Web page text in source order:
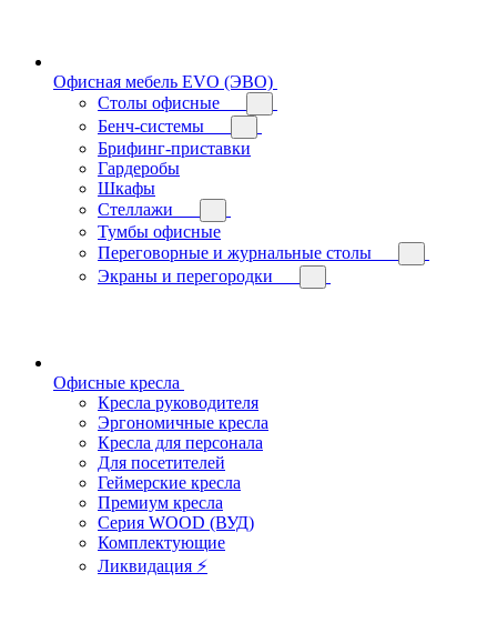
Офисная мебель EVO (ЭВО)
Cтолы офисные
Бенч-системы
Брифинг-приставки
Гардеробы
Шкафы
Стеллажи
Тумбы офисные
Переговорные и журнальные столы
Экраны и перегородки
Офисные кресла
Кресла руководителя
Эргономичные кресла
Кресла для персонала
Для посетителей
Геймерские кресла
Премиум кресла
Серия WOOD (ВУД)
Комплектующие
Ликвидация ⚡